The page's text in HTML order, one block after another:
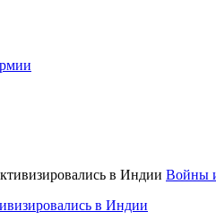
Войны
в Индии